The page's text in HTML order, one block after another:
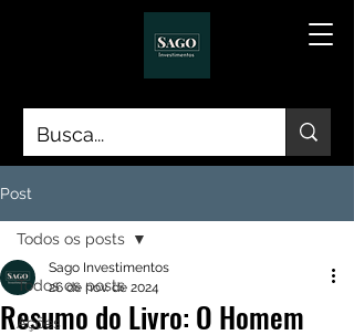
Post
Todos os posts
Ações
Todos os posts
Resumo do Livro: O Homem
Sago Investimentos
26 de nov. de 2024